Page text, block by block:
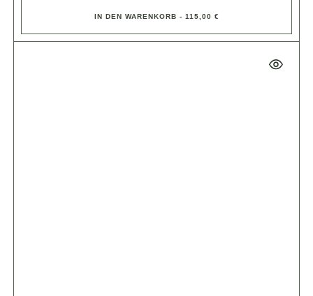
IN DEN WARENKORB - 115,00 €